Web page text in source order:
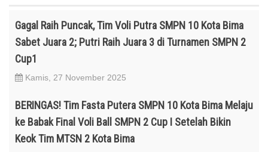
Gagal Raih Puncak, Tim Voli Putra SMPN 10 Kota Bima
Sabet Juara 2; Putri Raih Juara 3 di Turnamen SMPN 2
Cup1
Kamis, 27 November 2025
BERINGAS! Tim Fasta Putera SMPN 10 Kota Bima Melaju
ke Babak Final Voli Ball SMPN 2 Cup I Setelah Bikin
Keok Tim MTSN 2 Kota Bima